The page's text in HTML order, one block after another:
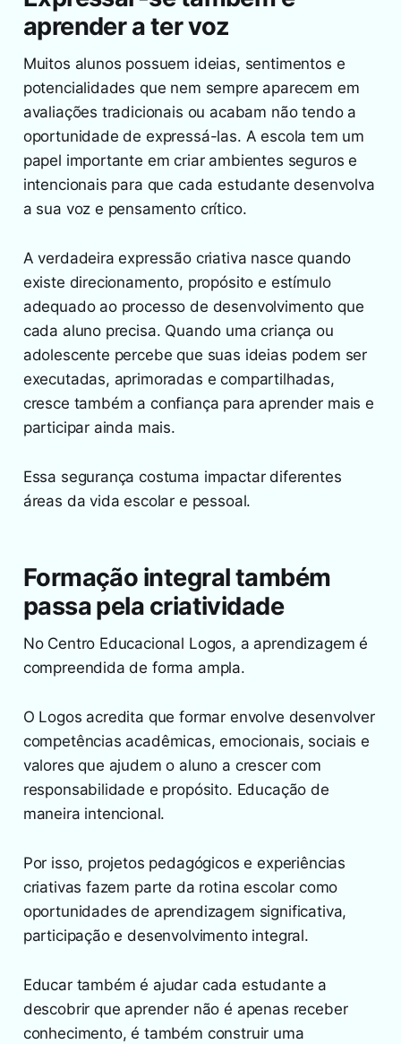
aprender a ter voz
Muitos alunos possuem ideias, sentimentos e
potencialidades que nem sempre aparecem em
avaliações tradicionais ou acabam não tendo a
oportunidade de expressá-las. A escola tem um
papel importante em criar ambientes seguros e
intencionais para que cada estudante desenvolva
a sua voz e pensamento crítico.
A verdadeira expressão criativa nasce quando
existe direcionamento, propósito e estímulo
adequado ao processo de desenvolvimento que
cada aluno precisa. Quando uma criança ou
adolescente percebe que suas ideias podem ser
executadas, aprimoradas e compartilhadas,
cresce também a confiança para aprender mais e
participar ainda mais.
Essa segurança costuma impactar diferentes
áreas da vida escolar e pessoal.
Formação integral também
passa pela criatividade
No Centro Educacional Logos, a aprendizagem é
compreendida de forma ampla.
O Logos acredita que formar envolve desenvolver
competências acadêmicas, emocionais, sociais e
valores que ajudem o aluno a crescer com
responsabilidade e propósito. Educação de
maneira intencional.
Por isso, projetos pedagógicos e experiências
criativas fazem parte da rotina escolar como
oportunidades de aprendizagem significativa,
participação e desenvolvimento integral.
Educar também é ajudar cada estudante a
descobrir que aprender não é apenas receber
conhecimento, é também construir uma